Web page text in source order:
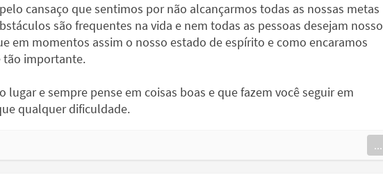
cansaço que sentimos por não alcançarmos todas as nossas metas
são frequentes na vida e nem todas as pessoas desejam nosso
em momentos assim o nosso estado de espírito e como encaramos
tão importante.
lugar e sempre pense em coisas boas e que fazem você seguir em
qualquer dificuldade.
...